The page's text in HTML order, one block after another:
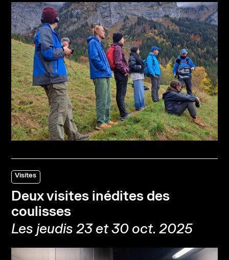
Visites
Deux visites inédites des
coulisses
Les jeudis 23 et 30 oct. 2025